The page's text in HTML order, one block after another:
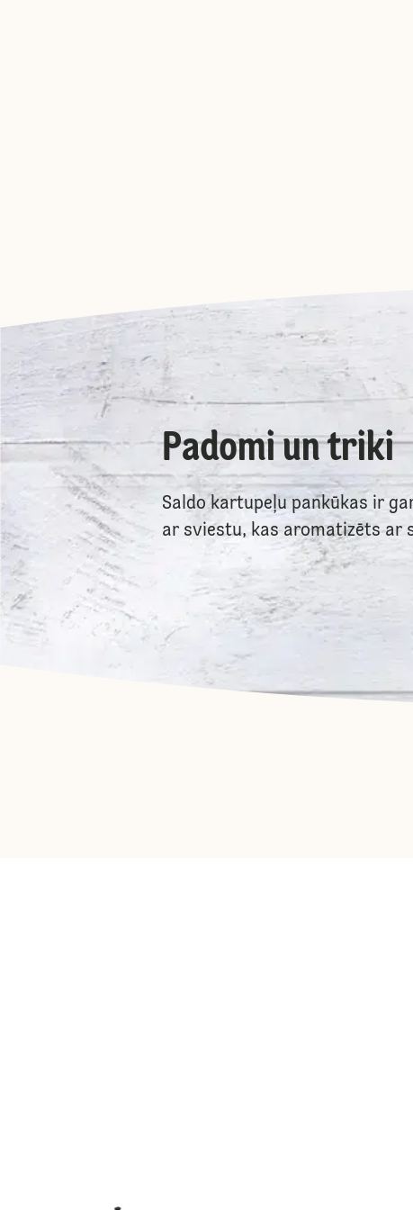
Padomi un triki
Saldo kartupeļu pankūkas ir
ar sviestu, kas aromatizēts ar